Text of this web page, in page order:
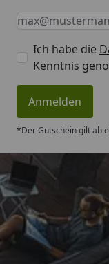
Keine Eingabe
Eingabe
E-Mail *
Ich habe die
Kenntnis
Anmelden
*Der Gutschein gilt ab